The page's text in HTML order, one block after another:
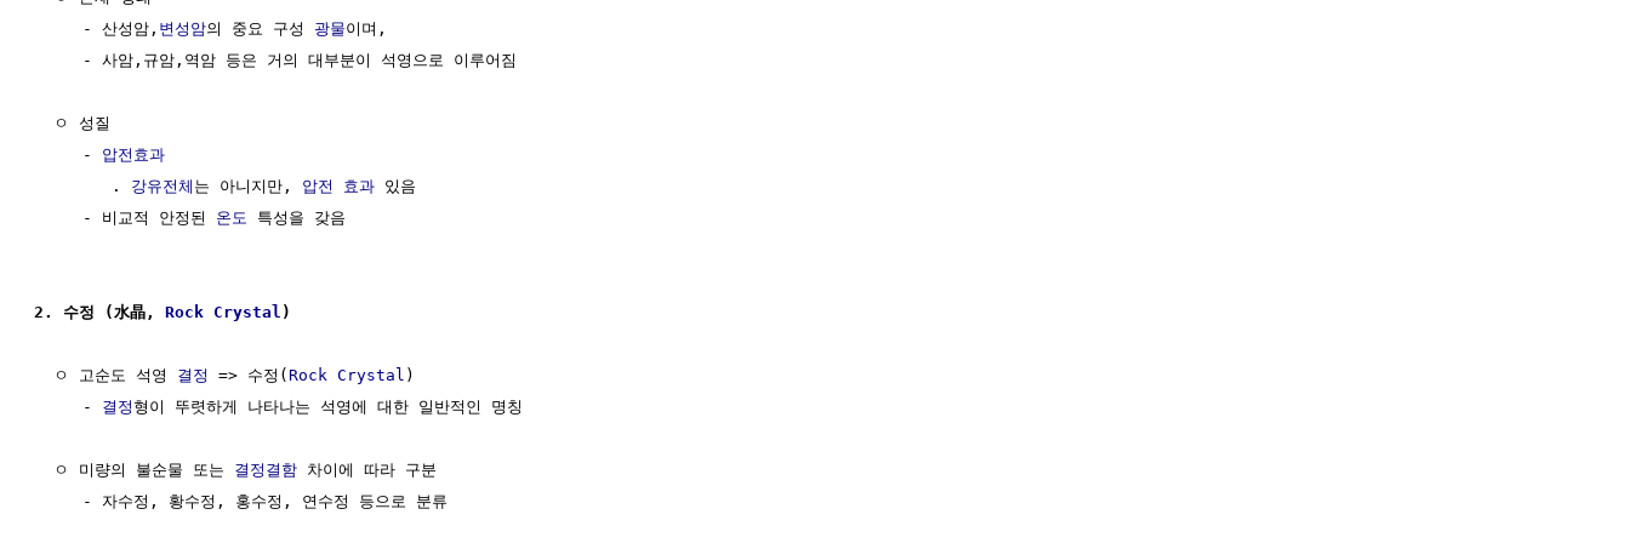
     - 산성암,
변성암의 중요 구성 광물이며,
     - 사암,규암,역암 등은 거의 대부분이 석영으로 이루어짐
  ㅇ 성질
     -
압전효과
        .
강유전체 는 아니지만, 압전 효과 있음
     - 비교적 안정된
온도 특성을 갖음
2. 수정 (水晶, Rock Crystal )
  ㅇ 고순도 석영
결정 => 수정(Rock Crystal )
     -
결정 형이 뚜렷하게 나타나는 석영에 대한 일반적인 명칭
  ㅇ 미량의 불순물 또는
결정결함 차이에 따라 구분